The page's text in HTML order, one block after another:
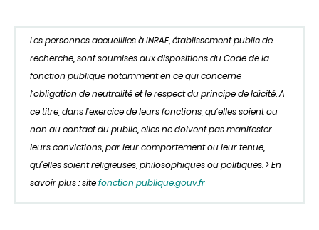
Les personnes accueillies à INRAE, établissement public de
recherche, sont soumises aux dispositions du Code de la
fonction publique notamment en ce qui concerne
l’obligation de neutralité et le respect du principe de laïcité. A
ce titre, dans l’exercice de leurs fonctions, qu’elles soient ou
non au contact du public, elles ne doivent pas manifester
leurs convictions, par leur comportement ou leur tenue,
qu’elles soient religieuses, philosophiques ou politiques. > En
savoir plus : sitefonction publique.gouv.fr